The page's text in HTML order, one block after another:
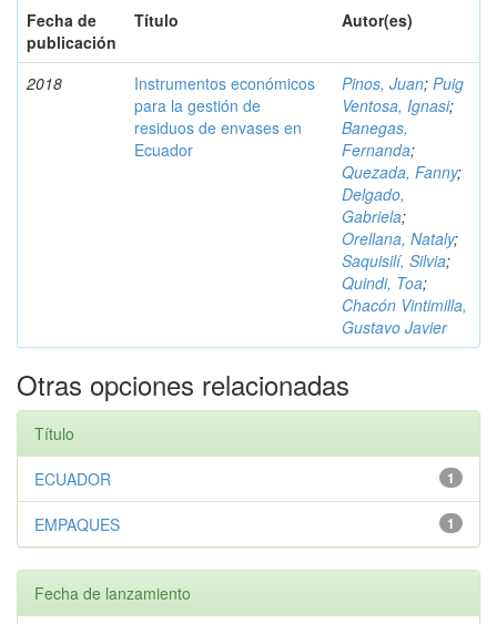
Fecha de
publicación
Título Autor(es)
2018
Instrumentos económicos
para la gestión de
residuos de envases en
Ecuador
Pinos, Juan; Puig
Ventosa, Ignasi;
Banegas,
Fernanda;
Quezada, Fanny;
Delgado,
Gabriela;
Orellana, Nataly;
Saquisilí, Silvia;
Quindi, Toa;
Chacón Vintimilla,
Gustavo Javier
Otras opciones relacionadas
Título
1
ECUADOR
1
EMPAQUES
Fecha de lanzamiento